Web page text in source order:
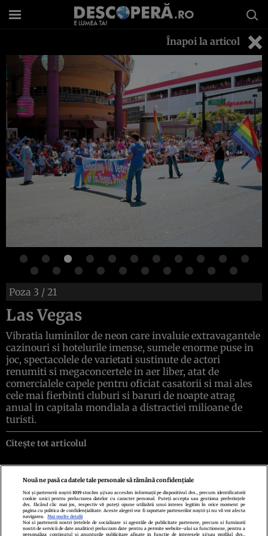
Înapoi la articol
Poza 3 / 21
Las Vegas
Vibratia luminilor de neon care invaluie extravagantele
cazinouri si hotelurile imense, sumele enorme puse in
joc, spectacolele de varietati sustinute de actori
renumiti si megaconcertele in aer liber, atat de
comercialele capele pentru oficiat casatorii si mai ales
cele mai fierbinti cluburi si baruri de noapte atrag
anual in capitala mondiala a distractiei milioane de
turisti.
Citește tot articolul
Politica de confidenţialitatePolitica de cookiesTermeni şi condiţii
Echipa redacționalăContactSetări Cookies
Nouă ne pasă ca datele tale personale să rămână confidențiale
Noi și partenerii noștri1019 stocăm și/sau accesăm informații pe dispozitivul dvs., precum identificatorii
cookie unici pentru prelucrarea datelor cu caracter personal. Puteți accepta sau gestiona preferințele
dvs. făcând clic mai jos, respectiv vă puteți opune utilizării unui interes legitim în orice moment pe
pagina cu politica de confidențialitate. Aceste alegeri vor fi raportate partenerilor noștri și nu vă vor afecta
navigarea.
Mai multe detalii
Noi si partenerii nostri (retelele de socializare si agentiile de publicitate partenere, precum si furnizorii
nostri de servicii de date analitice) prelucram date pentru a permite website-ului sa functioneze, pentru a
personaliza continutul si anunturile publicitare afisate in functie de interesele si/sau profilul dvs.,